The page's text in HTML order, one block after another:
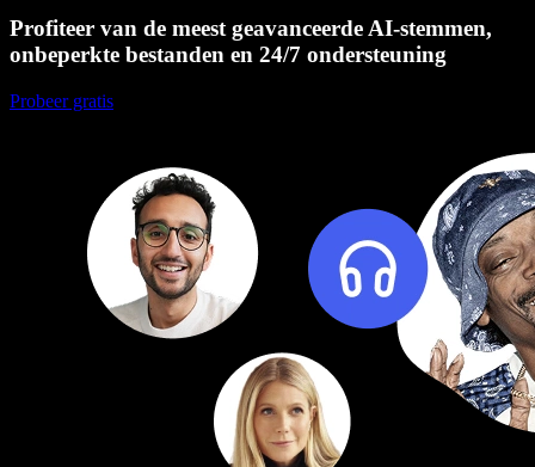
Profiteer van de meest geavanceerde AI-stemmen,
onbeperkte bestanden en 24/7 ondersteuning
Probeer gratis